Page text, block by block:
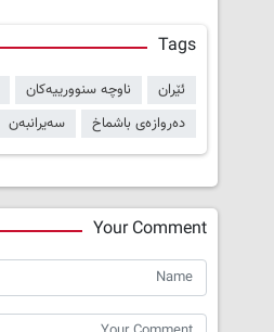
Tags
ئێران ناوچە سنوورییەکان
دەروازەی باشماخ
سەیرانبەن
Your Comment